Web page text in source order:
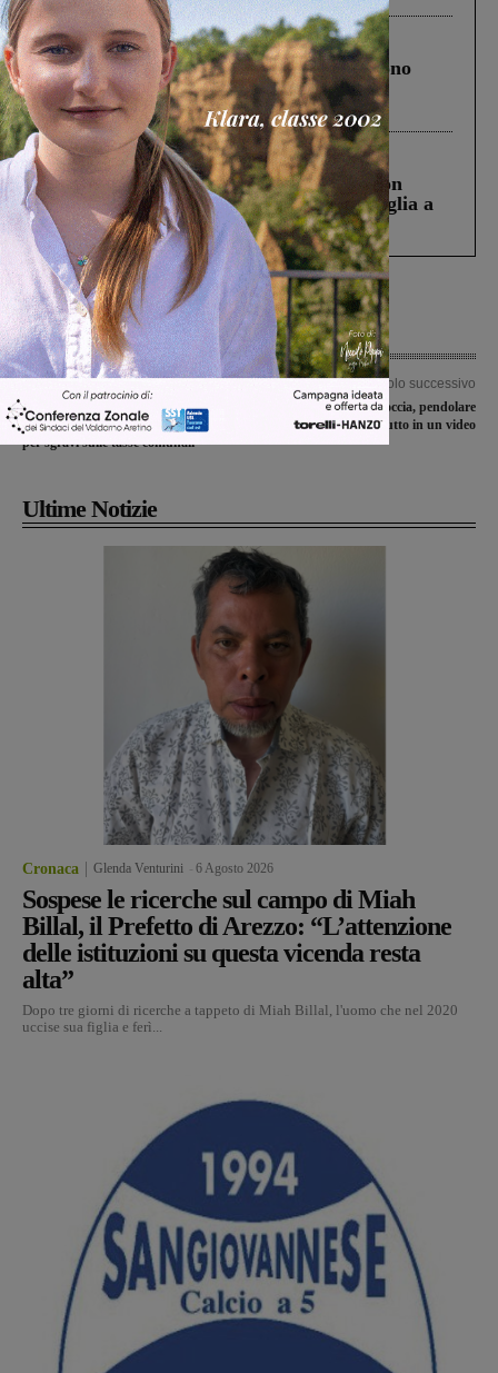
Cronaca 4 Agosto 2026
Un anno fa la strage in A1 in cui morirono
Gianni, Giulia e Franco. Lo schianto, il
processo, lo stop ai sorpassi fra tir....
Cronaca 3 Agosto 2026
Scomparso da una struttura di Castiglion
Fiorentino l’uomo che aveva ucciso la figlia a
Levane nel 2020
Bilancio 2014, l’amministrazione:
“Nuove opere pubbliche e impegni
per sgravi sulle tasse comunali”
Articolo successivo
Carrozza con doccia, pendolare
documenta tutto in un video
Ultime Notizie
Cronaca Glenda Venturini 6 Agosto 2026
Sospese le ricerche sul campo di Miah
Billal, il Prefetto di Arezzo: “L’attenzione
delle istituzioni su questa vicenda resta
alta”
Dopo tre giorni di ricerche a tappeto di Miah Billal, l'uomo che nel 2020
uccise sua figlia e ferì...